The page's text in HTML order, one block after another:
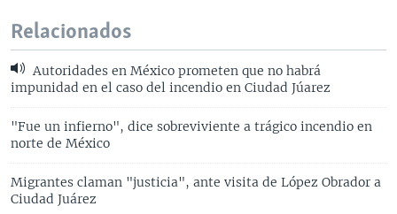
Relacionados
Autoridades en México prometen que no habrá
impunidad en el caso del incendio en Ciudad Júarez
"Fue un infierno", dice sobreviviente a trágico incendio en
norte de México
Migrantes claman "justicia", ante visita de López Obrador a
Ciudad Juárez